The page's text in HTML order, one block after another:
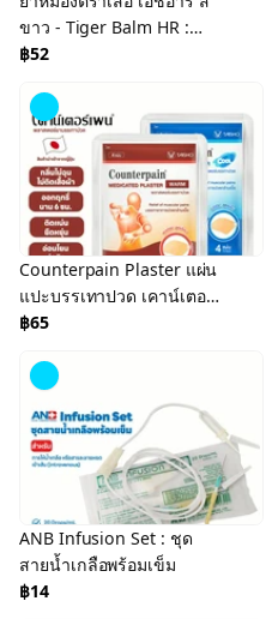
ขาว - Tiger Balm HR :
ขนาด 10 g, 19.4 g และ 30
฿52
Counterpain Plaster แผ่น
แปะบรรเทาปวด เคาน์เตอร์
เพน สูตรร้อน/เย็น แบบซอง
฿65
ANB Infusion Set : ชุด
สายน้ำเกลือพร้อมเข็ม
฿14